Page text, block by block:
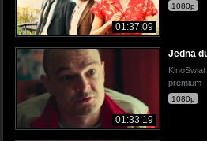
01:37:09
1080p
01:33:19
Jedna
KinoSwiat
premium
1080p